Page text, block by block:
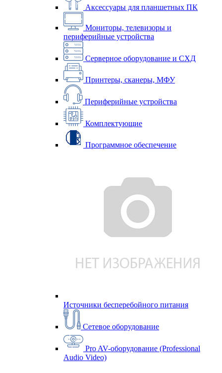
Аксессуары для планшетных ПК
Мониторы, телевизоры и
периферийные устройства
Серверное оборудование и СХД
Принтеры, сканеры, МФУ
Периферийные устройства
Комплектующие
Программное обеспечение
Источники бесперебойного питания
Сетевое оборудование
Pro AV-оборудование (Professional
Audio Video)